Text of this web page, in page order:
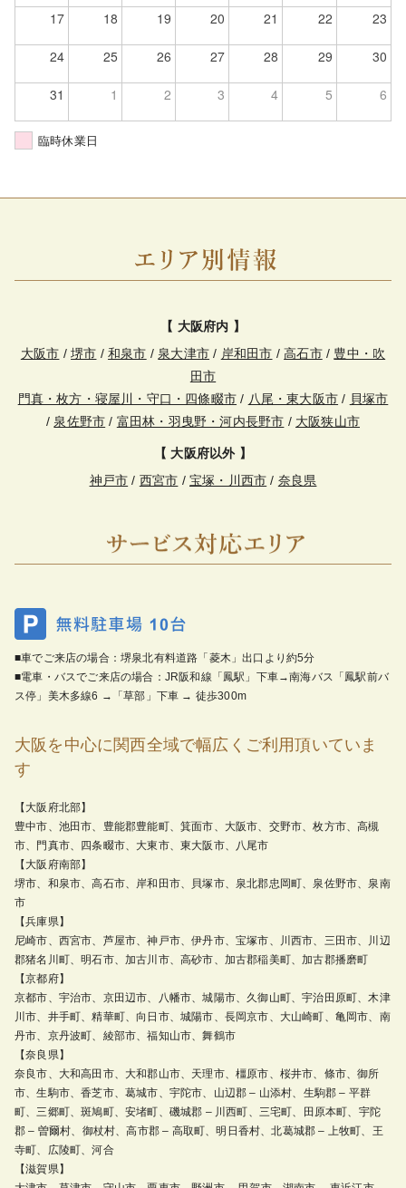
17 18 19 20 21 22 23
24 25 26 27 28 29 30
31 1 2 3 4 5 6
臨時休業日
【 大阪府内 】
大阪市 /堺市 /和泉市 / 泉大津市 / 岸和田市 /高石市/ 豊中・吹
田市
門真・枚方・寝屋川・守口・四條畷市 / 八尾・東大阪市 / 貝塚市
/ 泉佐野市 / 富田林・羽曳野・河内長野市 / 大阪狭山市
【 大阪府以外 】
神戸市 / 西宮市 / 宝塚・川西市 / 奈良県
■車でご来店の場合：堺泉北有料道路「菱木」出口より約5分
■電車・バスでご来店の場合：JR阪和線「鳳駅」下車→南海バス「鳳駅前バ
ス停」美木多線6 →「草部」下車 → 徒歩300m
大阪を中心に関西全域で幅広くご利用頂いていま
す
【大阪府北部】
豊中市、池田市、豊能郡豊能町、箕面市、大阪市、交野市、枚方市、高槻
市、門真市、四条畷市、大東市、東大阪市、八尾市
【大阪府南部】
堺市、和泉市、高石市、岸和田市、貝塚市、泉北郡忠岡町、泉佐野市、泉南
市
【兵庫県】
尼崎市、西宮市、芦屋市、神戸市、伊丹市、宝塚市、川西市、三田市、川辺
郡猪名川町、明石市、加古川市、高砂市、加古郡稲美町、加古郡播磨町
【京都府】
京都市、宇治市、京田辺市、八幡市、城陽市、久御山町、宇治田原町、木津
川市、井手町、精華町、向日市、城陽市、長岡京市、大山崎町、亀岡市、南
丹市、京丹波町、綾部市、福知山市、舞鶴市
【奈良県】
奈良市、大和高田市、大和郡山市、天理市、橿原市、桜井市、條市、御所
市、生駒市、香芝市、葛城市、宇陀市、山辺郡 – 山添村、生駒郡 – 平群
町、三郷町、斑鳩町、安堵町、磯城郡 – 川西町、三宅町、田原本町、宇陀
郡 – 曽爾村、御杖村、高市郡 – 高取町、明日香村、北葛城郡 – 上牧町、王
寺町、広陵町、河合
【滋賀県】